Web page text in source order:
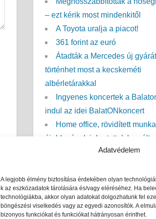
Adatvédelem
A legjobb élmény biztosítása érdekében olyan
k az eszközadatok tárolására és/vagy eléréséhez. Ha
technológiákba, akkor olyan adatokat dolgozhatunk fel
böngészési viselkedés vagy az egyedi azonosítók. A
bizonyos funkciókat és funkciókat hátrányosan érinthet.
– ezt kérik most mindenkitől
A Toyota uralja a piacot!
361 forint az euró
Átadták a Mercedes új
történhet most a kecskeméti
albérletárakkal
Ingyenes koncertek a
indul az idei BalatONkoncert
Home office, rövidített
újabb cégek jelentettek be
Itt az XPeng új elektromos
érkezik
Még csak most jön a java:
lehet Magyarországon